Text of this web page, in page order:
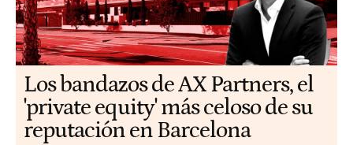
Los bandazos de AX Partners, el
'private equity' más celoso de su
reputación en Barcelona